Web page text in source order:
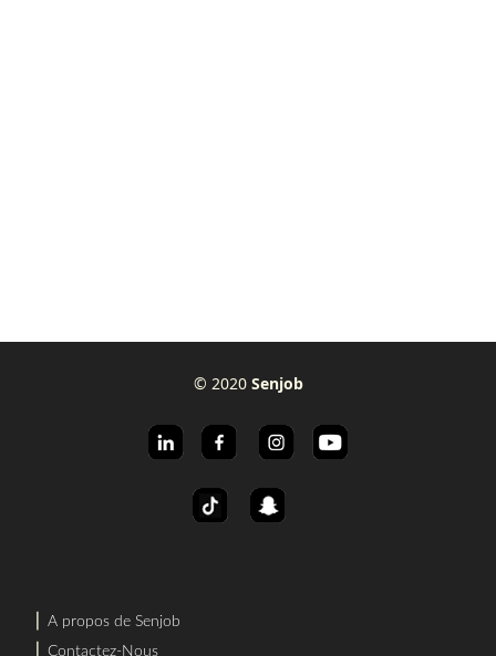
© 2020 Senjob
⎜A propos de Senjob
⎜Contactez-Nous